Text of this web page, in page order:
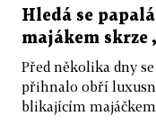
Hledá se
majákem skrze
Před několika dny
přihnalo obří
blikajícím majáčkem